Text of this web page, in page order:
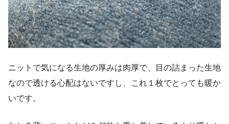
ニットで気になる生地の厚みは肉厚で、目の詰まった生地
なので透ける心配はないですし、これ１枚でとっても暖か
いです。